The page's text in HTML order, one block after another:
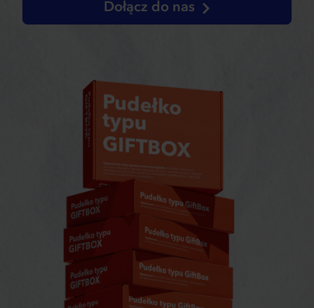
Dołącz do nas